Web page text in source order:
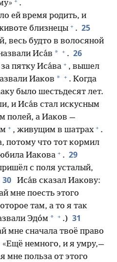
.
ей время родить, и
близнецы + . 25
весь будто в волосяной
Иса́в * + . 26
пятку Иса́ва + , вышел
Иаков * + . Когда
было шестьдесят лет.
и Иса́в стал искусным
полей, а Иаков —
+ , живущим в шатрах + .
потому что тот кормил
Иакова + . 29
с поля усталый,
30
Иса́в сказал Иакову:
мне поесть этого
там, а то я так
Эдо́м * + .) 31
мне сначала твоё право
«Ещё немного, и я умру,—
мне польза от этого